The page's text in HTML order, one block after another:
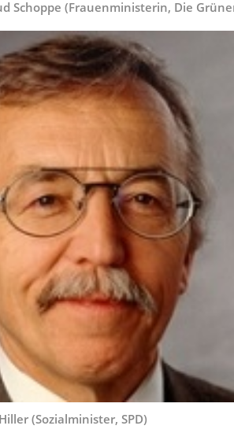
Schoppe (Frauenministerin, Die
(Sozialminister, SPD)